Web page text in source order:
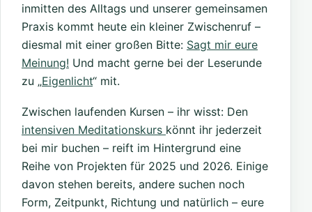
inmitten des Alltags und unserer gemeinsamen
Praxis kommt heute ein kleiner Zwischenruf –
diesmal mit einer großen Bitte: Sagt mir eure
Meinung! Und macht gerne bei der Leserunde
zu „Eigenlicht“ mit.
Zwischen laufenden Kursen – ihr wisst: Den
intensiven Meditationskurs könnt ihr jederzeit
bei mir buchen – reift im Hintergrund eine
Reihe von Projekten für 2025 und 2026. Einige
davon stehen bereits, andere suchen noch
Form, Zeitpunkt, Richtung und natürlich – eure